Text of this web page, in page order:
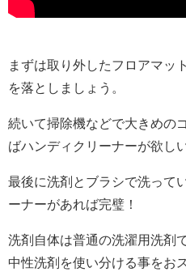
まずは取り外したフロアマッ
を落としましょう。
続いて掃除機などで大きめの
ばハンディクリーナーが欲し
最後に洗剤とブラシで洗って
ーナーがあれば完璧！
洗剤自体は普通の洗濯用洗剤
中性洗剤を使い分ける事をお